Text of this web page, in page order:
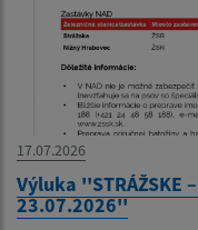
17.07.2026
Výluka ''STRÁŽSKE
23.07.2026''